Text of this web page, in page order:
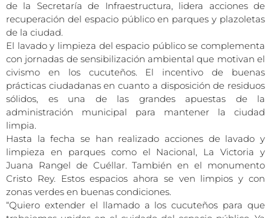
de la Secretaría de Infraestructura, lidera acciones de
recuperación del espacio público en parques y plazoletas
de la ciudad.
El lavado y limpieza del espacio público se complementa
con jornadas de sensibilización ambiental que motivan el
civismo en los cucuteños. El incentivo de buenas
prácticas ciudadanas en cuanto a disposición de residuos
sólidos, es una de las grandes apuestas de la
administración municipal para mantener la ciudad
limpia.
Hasta la fecha se han realizado acciones de lavado y
limpieza en parques como el Nacional, La Victoria y
Juana Rangel de Cuéllar. También en el monumento
Cristo Rey. Estos espacios ahora se ven limpios y con
zonas verdes en buenas condiciones.
“Quiero extender el llamado a los cucuteños para que